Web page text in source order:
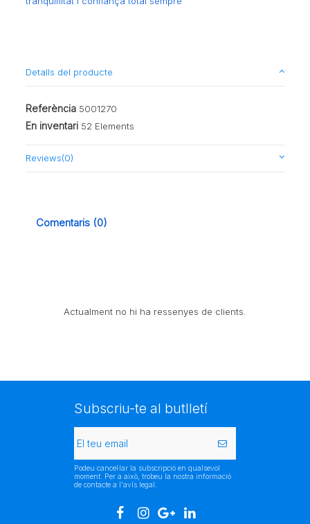
Detalls del producte
Referència 5001270
En inventari 52 Elements
Reviews(0)
Comentaris (0)
Actualment no hi ha ressenyes de clients.
Subscriu-te al butlletí
Podeu cancel·lar la subscripció en qualsevol
moment. Per a això, trobeu la nostra informació
de contacte a l'avís legal.